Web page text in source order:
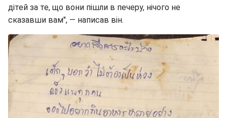
дітей за те, що вони пішли в печеру, нічого не
сказавши вам", — написав він.